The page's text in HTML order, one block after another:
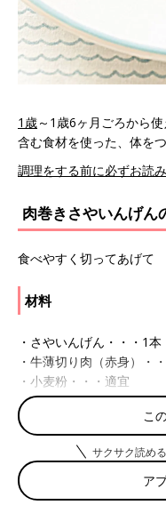
1歳～1歳6ヶ月ごろから
含む食材を使った、体を
調理をする前に必ずお読
肉巻きさやいんげ
食べやすく切ってあげて
材料
・さやいんげん・・・1本
・牛薄切り肉（赤身）・
・小麦粉・・・適宜
・サラダ油・・・少々
・だし汁・・・大さじ1
・しょうゆ・砂糖・・・
こ
サクサク読め
ア